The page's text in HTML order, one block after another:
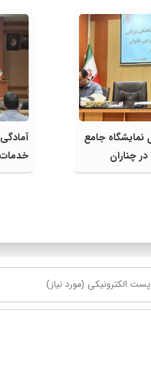
نمایشگاه جامع
چناران